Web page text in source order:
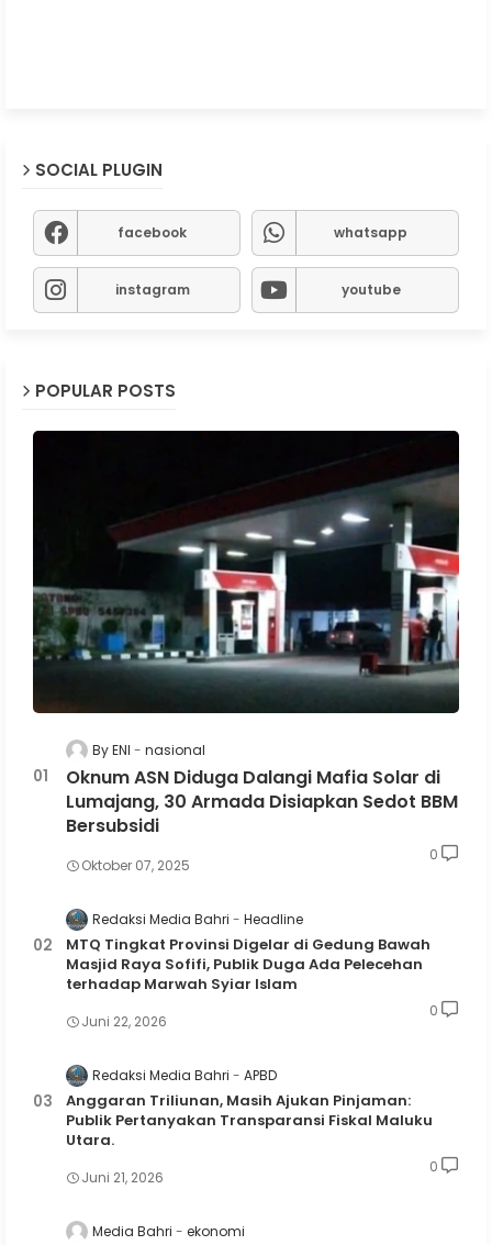
SOCIAL PLUGIN
facebook whatsapp
instagram youtube
POPULAR POSTS
By ENI nasional
Oknum ASN Diduga Dalangi Mafia Solar di
Lumajang, 30 Armada Disiapkan Sedot BBM
Bersubsidi
Oktober 07, 2025
0
Redaksi Media Bahri Headline
MTQ Tingkat Provinsi Digelar di Gedung Bawah
Masjid Raya Sofifi, Publik Duga Ada Pelecehan
terhadap Marwah Syiar Islam
Juni 22, 2026
0
Redaksi Media Bahri APBD
Anggaran Triliunan, Masih Ajukan Pinjaman:
Publik Pertanyakan Transparansi Fiskal Maluku
Utara.
Juni 21, 2026
0
Media Bahri ekonomi